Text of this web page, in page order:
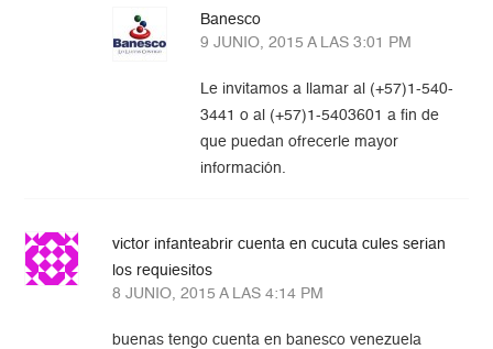
Banesco
9 JUNIO, 2015 A LAS 3:01 PM
Le invitamos a llamar al (+57)1-540-
3441 o al (+57)1-5403601 a fin de
que puedan ofrecerle mayor
información.
victor infanteabrir cuenta en cucuta cules serian
los requiesitos
8 JUNIO, 2015 A LAS 4:14 PM
buenas tengo cuenta en banesco venezuela